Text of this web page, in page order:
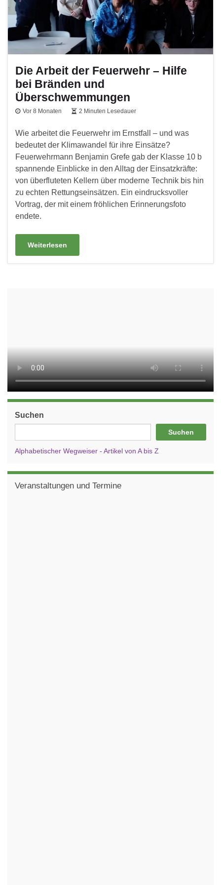
Die Arbeit der Feuerwehr – Hilfe
bei Bränden und
Überschwemmungen
Vor 8 Monaten 2 Minuten Lesedauer
Wie arbeitet die Feuerwehr im Ernstfall – und was
bedeutet der Klimawandel für ihre Einsätze?
Feuerwehrmann Benjamin Grefe gab der Klasse 10 b
spannende Einblicke in den Alltag der Einsatzkräfte:
von überfluteten Kellern über moderne Technik bis hin
zu echten Rettungseinsätzen. Ein eindrucksvoller
Vortrag, der mit einem fröhlichen Erinnerungsfoto
endete.
Weiterlesen
Suchen
Suchen
Alphabetischer Wegweiser - Artikel von A bis Z
Veranstaltungen und Termine